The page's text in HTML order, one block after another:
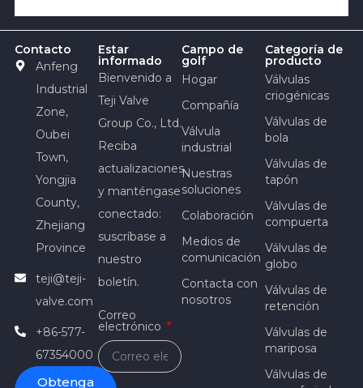
Contacto
Anfeng
Industrial
Zone,
Oubei
Town,
Yongjia
County,
Zhejiang
Province
teji@teji-
valve.com
+86-577-
67354000
Obtenga
Estar
informado
Bienvenido a
Teji Valve
Group Co., Ltd.
Reciba
actualizaciones
y manténgase
conectado:
suscríbase a
nuestro
boletín.
Correo
electrónico
Campo de
golf
Hogar
Compañía
Válvula
industrial
Nuestras
soluciones
Colaboración
Medios de
comunicación
Contacta con
nosotros
Categoría de
producto
Válvulas
criogénicas
Válvulas de
bola
Válvulas de
tapón
Válvulas de
compuerta
Válvulas de
globo
Válvulas de
retención
Válvulas de
mariposa
Válvulas de